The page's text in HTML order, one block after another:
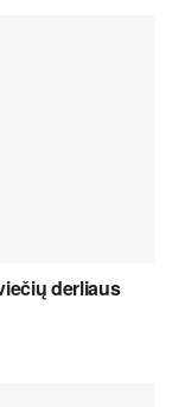
derliaus